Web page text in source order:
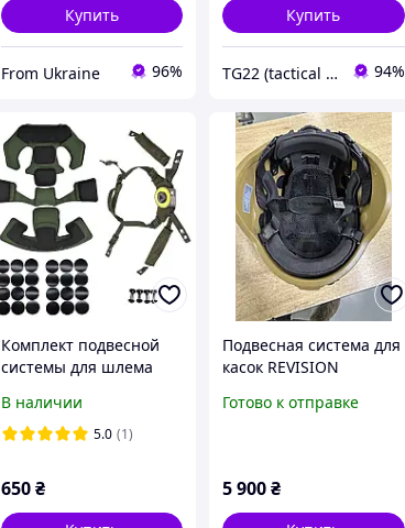
Купить
From Ukraine 96%
Купить
TG22 (tactical group) 94%
Комплект подвесной
системы для шлема
подвес + подушки)
В наличии
5.0 (1)
650₴
Подвесная система для
касок REVISION
Suspension System
Готово к отправке
5 900₴